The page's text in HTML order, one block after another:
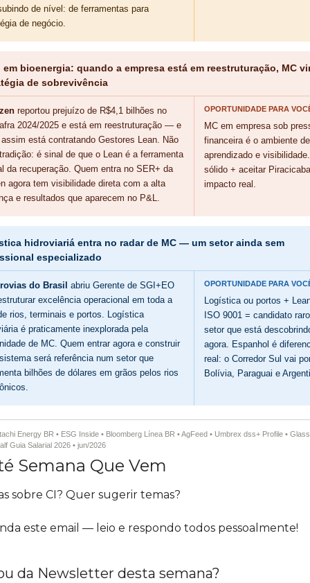
de nível: de ferramentas para
de negócio.
em bioenergia: quando a empresa está em reestruturação, MC
de sobrevivência
reportou prejuízo de R$4,1 bilhões no
2024/2025 e está em reestruturação — e
está contratando Gestores Lean. Não
é sinal de que o Lean é a ferramenta
da recuperação. Quem entra no SER+ da
agora tem visibilidade direta com a alta
e resultados que aparecem no P&L.
OPORTUNIDADE PARA
MC em empresa sob
financeira é o ambiente
aprendizado e
sólido + aceitar
impacto real.
hidroviariá entra no radar de MC — um setor ainda sem
especializado
do Brasil abriu Gerente de SGI+EO
excelência operacional em toda a
rios, terminais e portos. Logística
é praticamente inexplorada pela
de MC. Quem entrar agora e construir
será referência num setor que
bilhões de dólares em grãos pelos rios
OPORTUNIDADE PARA
Logística ou portos +
ISO 9001 = candidato
setor que está
agora. Espanhol é
real: o Corredor Sul vai
Bolívia, Paraguai e
Energy BR • ESG Inside • Bloomberg Línea BR • AgFeed • Umbrex dss+ Profile •
Guia Salarial 2026 • jun/2026
Semana Que Vem
sobre CI? Quer sugerir temas?
este email — leio e respondo todos pessoalmente!
da Newsletter desta semana?